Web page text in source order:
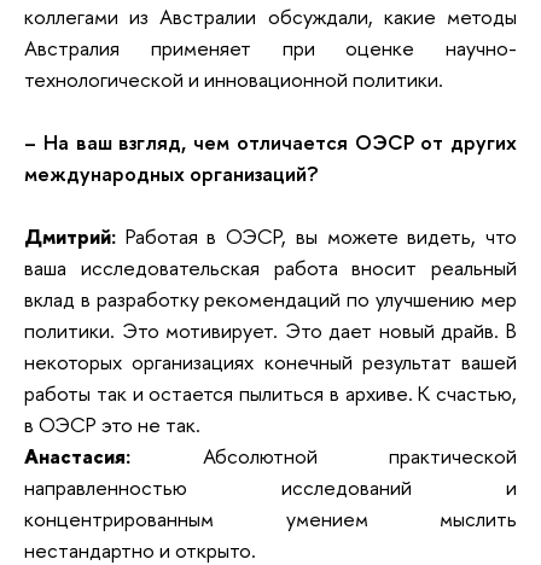
коллегами из Австралии обсуждали, какие методы
Австралия применяет при оценке научно-
технологической и инновационной политики.
– На ваш взгляд, чем отличается ОЭСР от других
международных организаций?
Дмитрий: Работая в ОЭСР, вы можете видеть, что
ваша исследовательская работа вносит реальный
вклад в разработку рекомендаций по улучшению мер
политики. Это мотивирует. Это дает новый драйв. В
некоторых организациях конечный результат вашей
работы так и остается пылиться в архиве. К счастью,
в ОЭСР это не так.
Анастасия:
Абсолютной практической
направленностью исследований и
концентрированным умением мыслить
нестандартно и открыто.